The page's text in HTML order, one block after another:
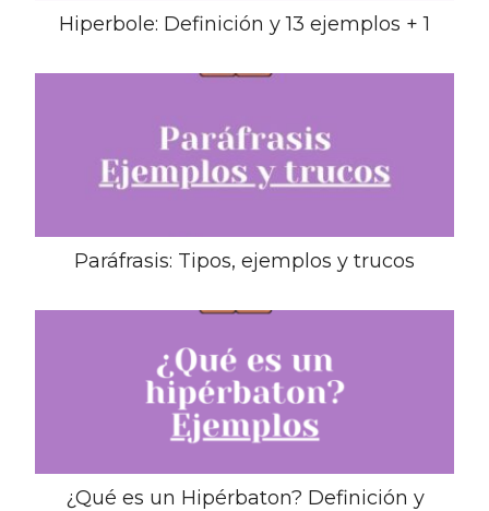
Hiperbole: Definición y 13 ejemplos + 1
Paráfrasis: Tipos, ejemplos y trucos
¿Qué es un Hipérbaton? Definición y